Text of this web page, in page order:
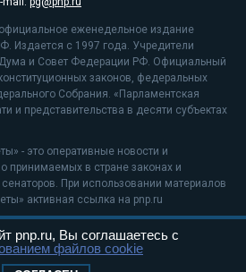
еженедельное издание
Издается с 1997 года. Учредители
Дума и Совет Федерации РФ. Официальный
законов, федеральных
Собрания. «Парламентская
и представительства в десяти субъектах
- это оперативные новости и
принимаемых в стране законах и
При использовании материалов
активная ссылка на pnp.ru
применяютсярекомендательные
pnp.ru, Вы соглашаетесь с
файлов cookie